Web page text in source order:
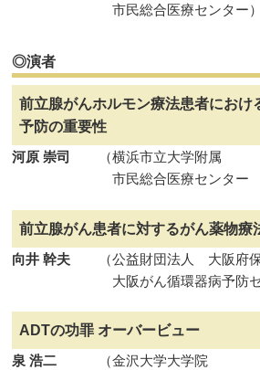
市民総合医療センター）
◎演者
前立腺がんホルモン療法患者におけ
予防の重要性
河原 崇司
（横浜市立大学附属
市民総合医療センター
前立腺がん患者に対するがん薬物療
向井 幹夫
（公益財団法人 大阪府
大阪がん循環器病予防
ADTの功罪 オーバービュー
泉 浩二
（金沢大学大学院